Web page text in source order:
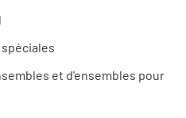
et d'ensembles pour